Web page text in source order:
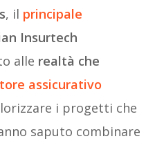
, il principale
Insurtech
alle realtà che
assicurativo
i progetti che
saputo combinare